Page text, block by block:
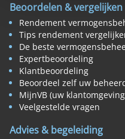
Beoordelen & vergelijken
Rendement
Tips rendement
De beste
Expertbeoordeling
Klantbeoordeling
Beoordeel zelf uw
MijnVB (uw
Veelgestelde vragen
Advies & begeleiding